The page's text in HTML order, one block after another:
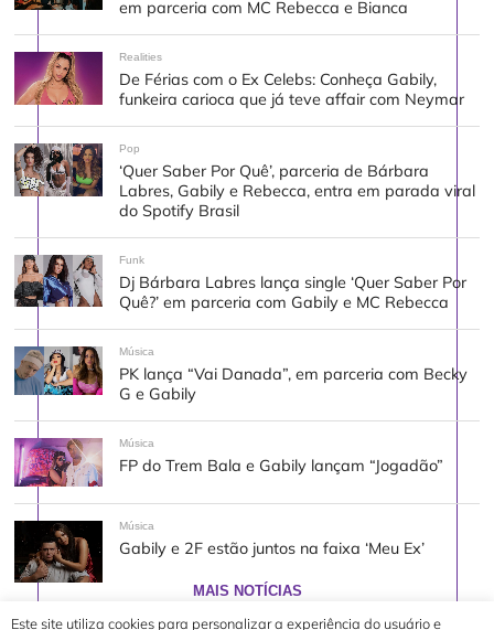
em parceria com MC Rebecca e Bianca
Realities
De Férias com o Ex Celebs: Conheça Gabily,
funkeira carioca que já teve affair com Neymar
Pop
‘Quer Saber Por Quê’, parceria de Bárbara
Labres, Gabily e Rebecca, entra em parada viral
do Spotify Brasil
Funk
Dj Bárbara Labres lança single ‘Quer Saber Por
Quê?’ em parceria com Gabily e MC Rebecca
Música
PK lança “Vai Danada”, em parceria com Becky
G e Gabily
Música
FP do Trem Bala e Gabily lançam “Jogadão”
Música
Gabily e 2F estão juntos na faixa ‘Meu Ex’
MAIS NOTÍCIAS
Este site utiliza cookies para personalizar a experiência do usuário e